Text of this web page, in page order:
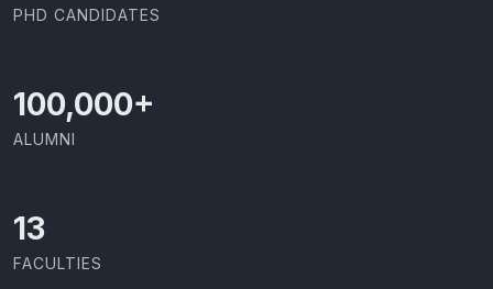
PHD CANDIDATES
100,000+
ALUMNI
13
FACULTIES